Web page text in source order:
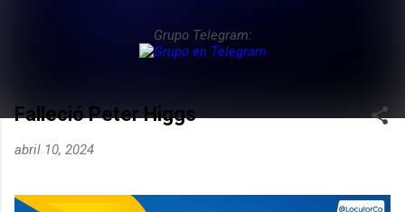
Grupo Telegram:
Falleció Peter Higgs
abril 10, 2024